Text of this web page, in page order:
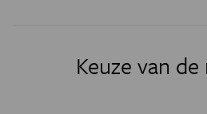
Keuze van